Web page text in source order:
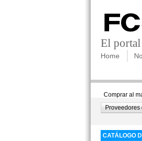
El
Home
Comprar al
CATÁLOGO